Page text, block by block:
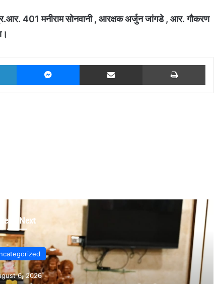
प्र.आर. 401 मनीराम सोनवानी , आरक्षक अर्जुन जांगडे , आर. गौकरण
LinkedIn Messenger Share via Email Print
Read Next
5, 2026